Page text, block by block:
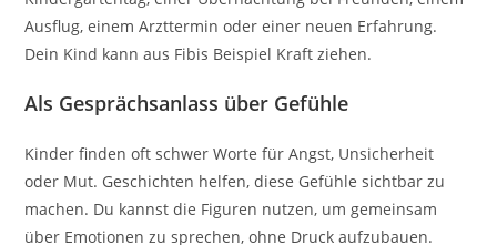
Ausflug, einem Arzttermin oder einer neuen Erfahrung.
Dein Kind kann aus Fibis Beispiel Kraft ziehen.
Als Gesprächsanlass über Gefühle
Kinder finden oft schwer Worte für Angst, Unsicherheit
oder Mut. Geschichten helfen, diese Gefühle sichtbar zu
machen. Du kannst die Figuren nutzen, um gemeinsam
über Emotionen zu sprechen, ohne Druck aufzubauen.